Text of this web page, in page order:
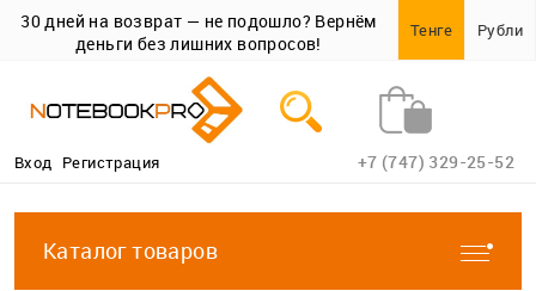
30 дней на возврат — не подошло? Вернём
деньги без лишних вопросов!
Тенге Рубли
Вход Регистрация +7 (747) 329-25-52
Каталог товаров